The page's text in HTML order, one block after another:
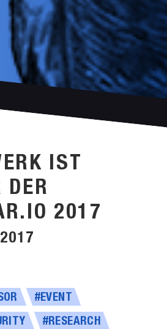
IST
DER
2017
#EVENT
#RESEARCH